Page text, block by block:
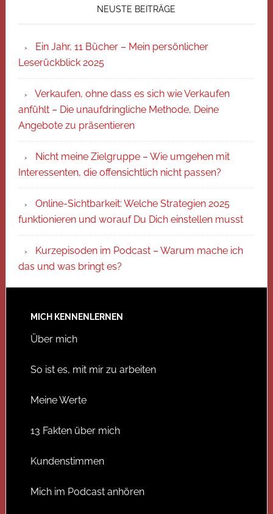
NEUSTE BEITRÄGE
Ein Jahr, 11 Bücher – Mein persönlicher
Leserückblick 2025
Verkaufen, ohne dass es sich wie Verkaufen
anfühlt – Die unaufdringliche Methode, Deine
Angebote zu präsentieren
Nicht meine Zielgruppe – Wie umgehen mit
Interessenten, die offensichtlich nicht passen?
Online-Sichtbarkeit: Welche Strategien 2025
funktionieren und worauf Du Dich einstellen musst
Kurzepisoden im Podcast – Warum mache ich
das und was bringt es?
MICH KENNENLERNEN
Über mich
So ist es, mit mir zu arbeiten
Meine Werte
13 Fakten über mich
Kundenstimmen
Mich im Podcast anhören